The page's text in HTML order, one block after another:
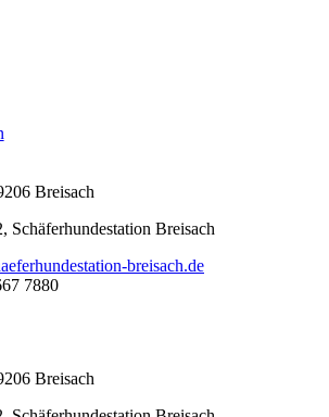
Breisach
Schäferhundestation Breisach
breisach.de
7880
Breisach